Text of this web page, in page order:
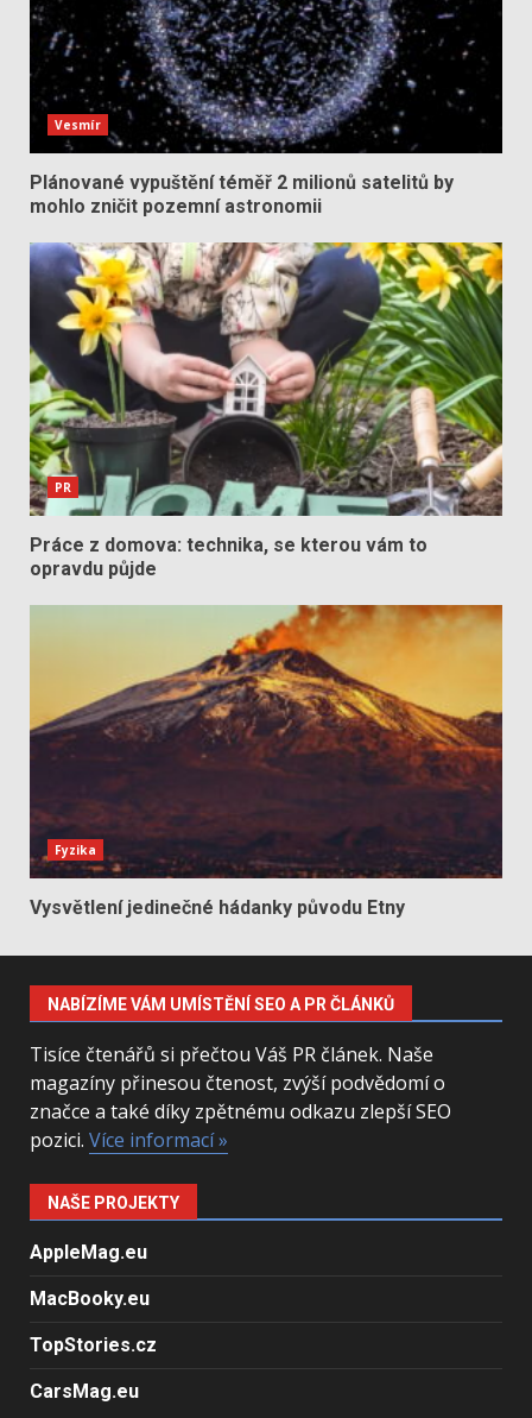
Vesmír
Plánované vypuštění téměř 2 milionů satelitů by
mohlo zničit pozemní astronomii
PR
Práce z domova: technika, se kterou vám to
opravdu půjde
Fyzika
Vysvětlení jedinečné hádanky původu Etny
NABÍZÍME VÁM UMÍSTĚNÍ SEO A PR ČLÁNKŮ
Tisíce čtenářů si přečtou Váš PR článek. Naše
magazíny přinesou čtenost, zvýší podvědomí o
značce a také díky zpětnému odkazu zlepší SEO
pozici. Více informací »
NAŠE PROJEKTY
AppleMag.eu
MacBooky.eu
TopStories.cz
CarsMag.eu